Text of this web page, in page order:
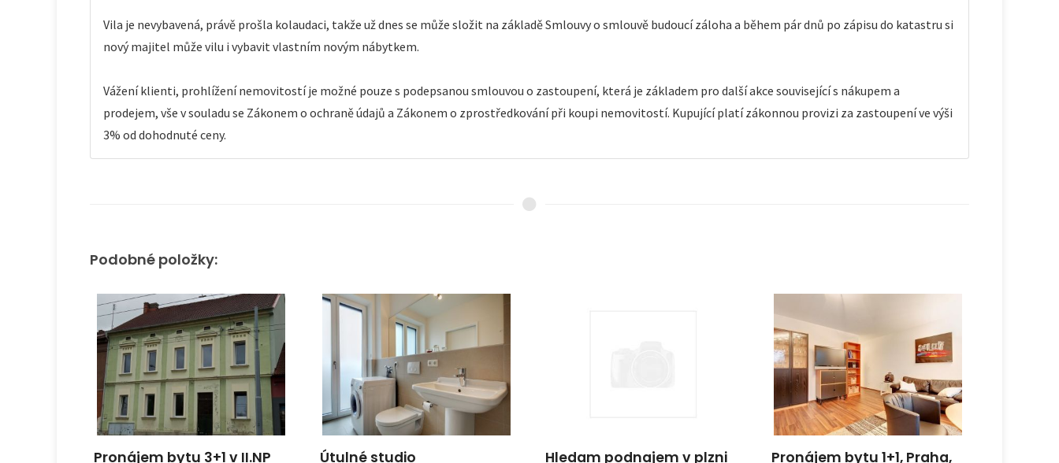
Vila je nevybavená, právě prošla kolaudaci, takže už dnes se může složit na základě Smlouvy o smlouvě budoucí záloha a během pár dnů po zápisu do katastru si
nový majitel může vilu i vybavit vlastním novým nábytkem.
Vážení klienti, prohlížení nemovitostí je možné pouze s podepsanou smlouvou o zastoupení, která je základem pro další akce související s nákupem a
prodejem, vše v souladu se Zákonem o ochraně údajů a Zákonem o zprostředkování při koupi nemovitostí. Kupující platí zákonnou provizi za zastoupení ve výši
3% od dohodnuté ceny.
Podobné položky:
Pronájem bytu 3+1 v II.NP Útulné studio Hledam podnajem v plzni Pronájem bytu 1+1, Praha,